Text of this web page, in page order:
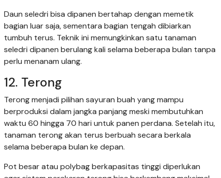
Daun seledri bisa dipanen bertahap dengan memetik
bagian luar saja, sementara bagian tengah dibiarkan
tumbuh terus. Teknik ini memungkinkan satu tanaman
seledri dipanen berulang kali selama beberapa bulan tanpa
perlu menanam ulang.
12. Terong
Terong menjadi pilihan sayuran buah yang mampu
berproduksi dalam jangka panjang meski membutuhkan
waktu 60 hingga 70 hari untuk panen perdana. Setelah itu,
tanaman terong akan terus berbuah secara berkala
selama beberapa bulan ke depan.
Pot besar atau polybag berkapasitas tinggi diperlukan